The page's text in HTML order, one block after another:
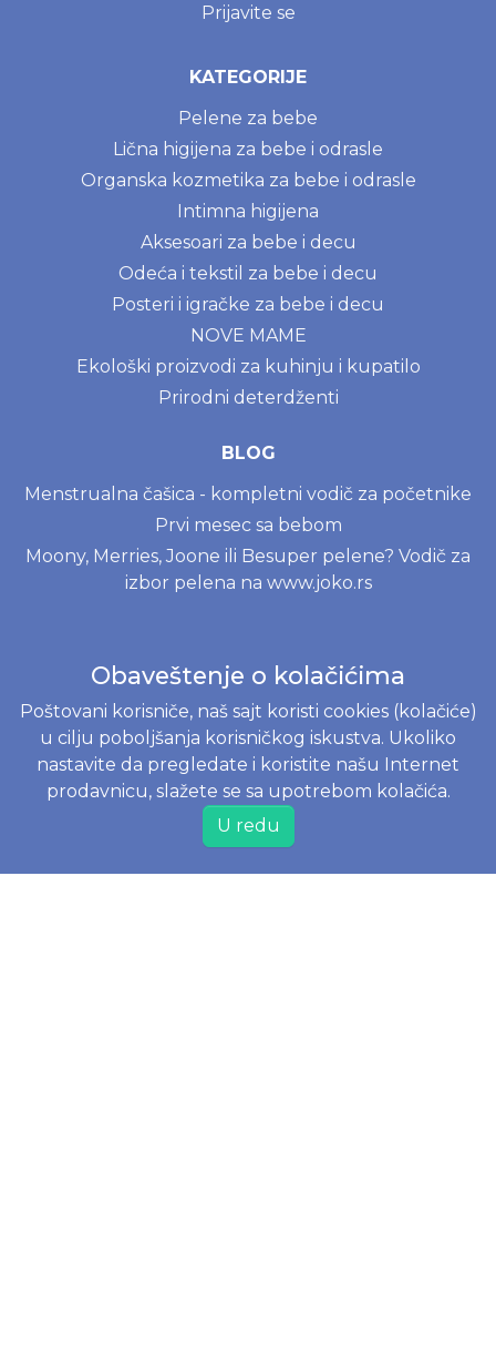
Prijavite se
KATEGORIJE
Pelene za bebe
Lična higijena za bebe i odrasle
Organska kozmetika za bebe i odrasle
Intimna higijena
Aksesoari za bebe i decu
Odeća i tekstil za bebe i decu
Posteri i igračke za bebe i decu
NOVE MAME
Ekološki proizvodi za kuhinju i kupatilo
Prirodni deterdženti
BLOG
Menstrualna čašica - kompletni vodič za početnike
Prvi mesec sa bebom
Moony, Merries, Joone ili Besuper pelene? Vodič za
izbor pelena na www.joko.rs
Politika o kolačićima
Uslovi korišćenja
Politika privatnosti
Naručivanje i dostava
Reklamacije i odustajanje od kupovine
Najčešće postavljena pitanja
Obaveštenje o kolačićima
Poštovani korisniče, naš sajt koristi cookies (kolačiće)
u cilju poboljšanja korisničkog iskustva. Ukoliko
nastavite da pregledate i koristite našu Internet
prodavnicu, slažete se sa upotrebom kolačića.
U redu